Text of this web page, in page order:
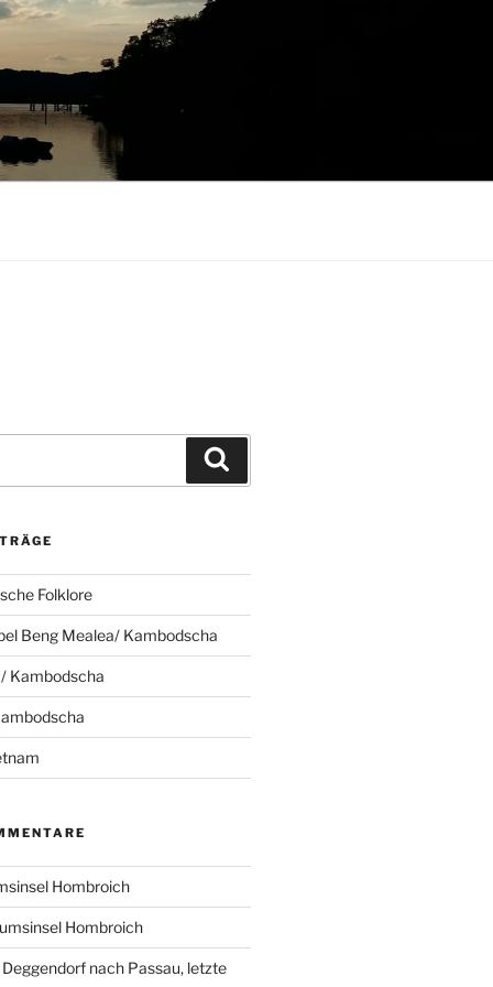
Folklore
Beng Mealea/ Kambodscha
Kambodscha
Hombroich
Hombroich
nach Passau, letzte